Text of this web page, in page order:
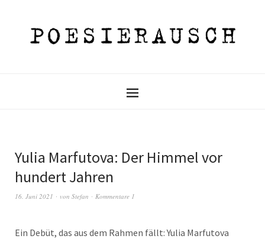
Yulia Marfutova: Der Himmel vor
hundert Jahren
16. Juni 2021 von Stefan Kommentare 1
Ein Debüt, das aus dem Rahmen fällt: Yulia Marfutova